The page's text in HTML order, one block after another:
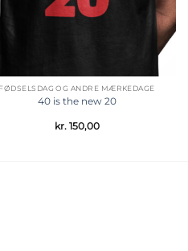
FØDSELSDAG OG ANDRE MÆRKEDAGE
40 is the new 20
kr.150,00